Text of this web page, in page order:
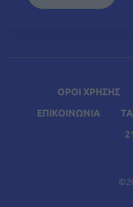
ΟΡΟΙ ΧΡΗΣΗΣ
ΕΠΙΚΟΙΝΩΝΙΑ